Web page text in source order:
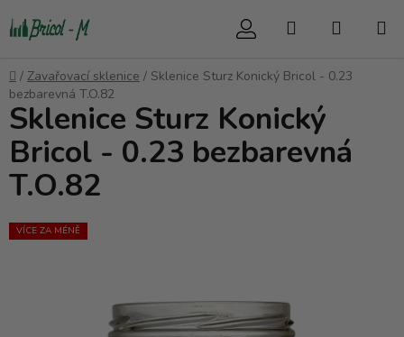
na
Hledat
Domů
/ Zavařovací sklenice / Sklenice Sturz Konický Bricol - 0.23
bezbarevná T.O.82
Sklenice Sturz Konický
Bricol - 0.23 bezbarevná
T.O.82
VÍCE ZA MÉNĚ